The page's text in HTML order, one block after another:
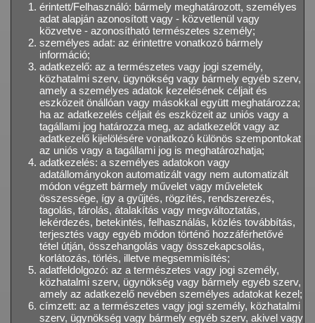
érintett/Felhasználó: bármely meghatározott, személyes
adat alapján azonosított vagy - közvetlenül vagy
közvetve - azonosítható természetes személy;
személyes adat: az érintettre vonatkozó bármely
információ;
adatkezelő: az a természetes vagy jogi személy,
közhatalmi szerv, ügynökség vagy bármely egyéb szerv,
amely a személyes adatok kezelésének céljait és
eszközeit önállóan vagy másokkal együtt meghatározza;
ha az adatkezelés céljait és eszközeit az uniós vagy a
tagállami jog határozza meg, az adatkezelőt vagy az
adatkezelő kijelölésére vonatkozó különös szempontokat
az uniós vagy a tagállami jog is meghatározhatja;
adatkezelés: a személyes adatokon vagy
adatállományokon automatizált vagy nem automatizált
módon végzett bármely művelet vagy műveletek
összessége, így a gyűjtés, rögzítés, rendszerezés,
tagolás, tárolás, átalakítás vagy megváltoztatás,
lekérdezés, betekintés, felhasználás, közlés továbbítás,
terjesztés vagy egyéb módon történő hozzáférhetővé
tétel útján, összehangolás vagy összekapcsolás,
korlátozás, törlés, illetve megsemmisítés;
adatfeldolgozó: az a természetes vagy jogi személy,
közhatalmi szerv, ügynökség vagy bármely egyéb szerv,
amely az adatkezelő nevében személyes adatokat kezel;
címzett: az a természetes vagy jogi személy, közhatalmi
szerv, ügynökség vagy bármely egyéb szerv, akivel vagy